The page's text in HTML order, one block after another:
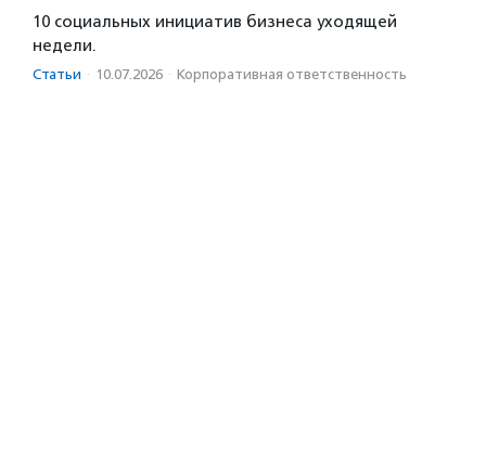
10 социальных инициатив бизнеса уходящей
недели.
Статьи · 10.07.2026 · Корпоративная ответственность